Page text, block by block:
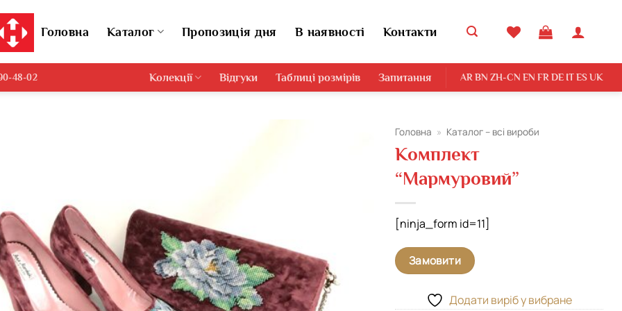
Головна Каталог Пропозиція дня В наявності Контакти
48-02 Колекції Відгуки Таблиці розмірів Запитання AR BN ZH-CN EN FR DE IT ES UK
Головна » Каталог – всі вироби
Комплект
“Мармуровий”
[ninja_form id=11]
Замовити
Додати виріб у вибране